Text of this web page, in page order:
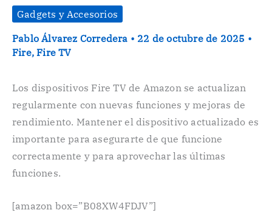
Gadgets y Accesorios
Pablo Álvarez Corredera • 22 de octubre de 2025 •
Fire,Fire TV
Los dispositivos Fire TV de Amazon se actualizan
regularmente con nuevas funciones y mejoras de
rendimiento. Mantener el dispositivo actualizado es
importante para asegurarte de que funcione
correctamente y para aprovechar las últimas
funciones.
[amazon box=”B08XW4FDJV”]